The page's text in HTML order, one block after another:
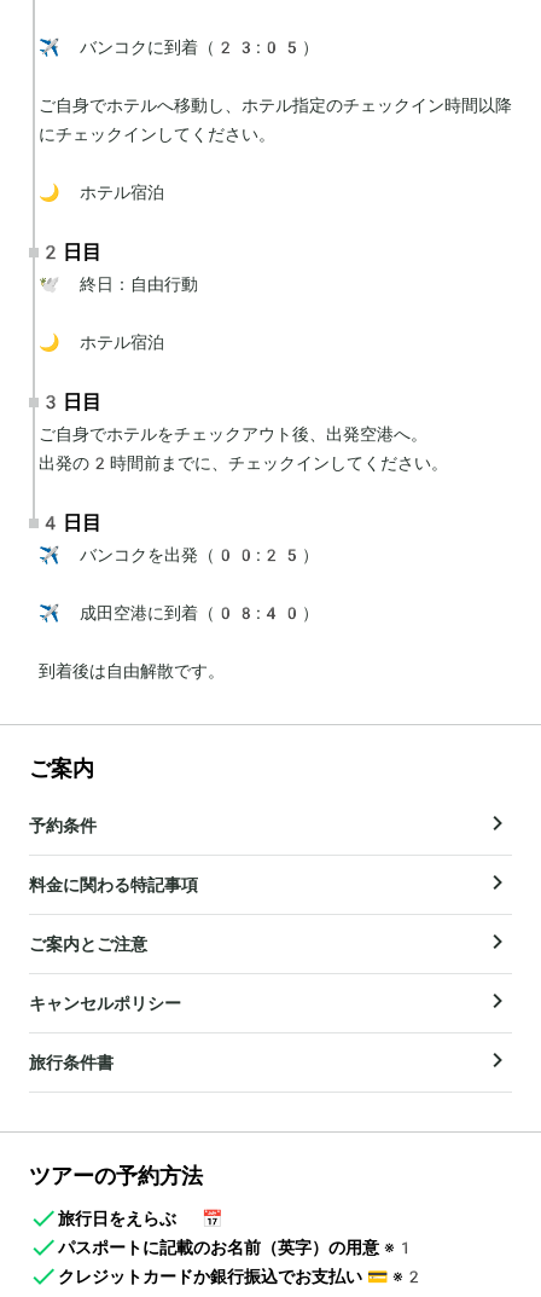
✈️ バンコクに到着（23:05）
ご自身でホテルへ移動し、ホテル指定のチェックイン時間以降
にチェックインしてください。
🌙 ホテル宿泊
2日目
🕊 終日：自由行動
🌙 ホテル宿泊
3日目
ご自身でホテルをチェックアウト後、出発空港へ。
出発の2時間前までに、チェックインしてください。
4日目
✈️ バンコクを出発（00:25）
✈️ 成田空港に到着（08:40）
到着後は自由解散です。
ご案内
予約条件
料金に関わる特記事項
ご案内とご注意
キャンセルポリシー
旅行条件書
ツアーの予約方法
旅行日をえらぶ
📅
パスポートに記載のお名前（英字）の用意 ※1
クレジットカードか銀行振込でお支払い 💳 ※2